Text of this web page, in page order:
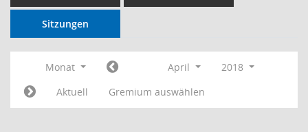
Sitzungen
Monat April
2018
Aktuell
Gremium auswählen